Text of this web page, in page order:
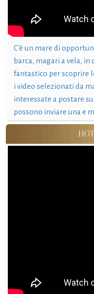
C'è un mare di
barca, magari a vela, in
fantastico per scoprire
i video selezionati da
interessate a postare
possono inviare una e